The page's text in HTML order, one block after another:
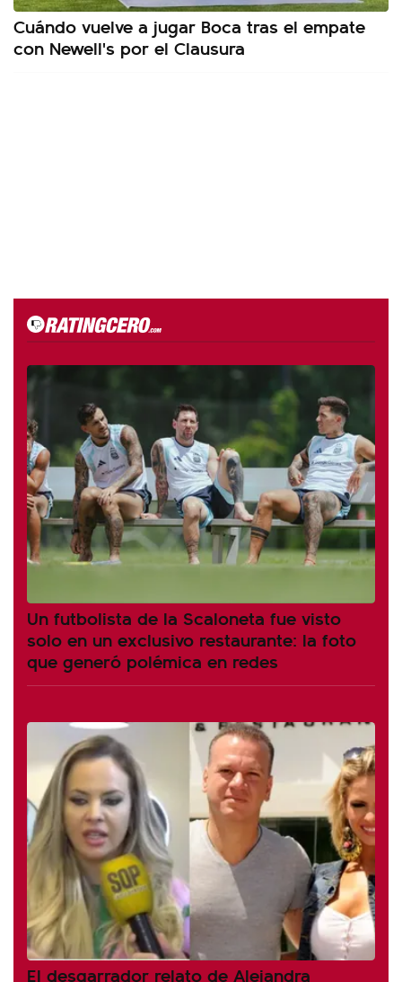
Cuándo vuelve a jugar Boca tras el empate
con Newell's por el Clausura
Un futbolista de la Scaloneta fue visto
solo en un exclusivo restaurante: la foto
que generó polémica en redes
El desgarrador relato de Alejandra